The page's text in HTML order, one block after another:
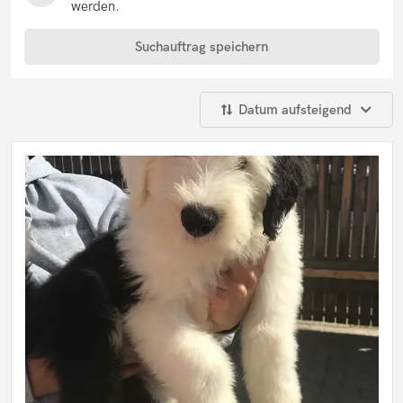
Cavapoo
Chihuahua
Chow Chow
Collie
Cocker Spaniel
Coton de Tulear
Dackel
Dalmatiner
Deutsch Drahthaar
Deutscher Jagdterrier
Deutscher Pinscher
Deutscher Schäferhund
Deutscher Wachtelhund
Deutsch Kurzhaar
werden.
Suchauftrag speichern
Datum aufsteigend